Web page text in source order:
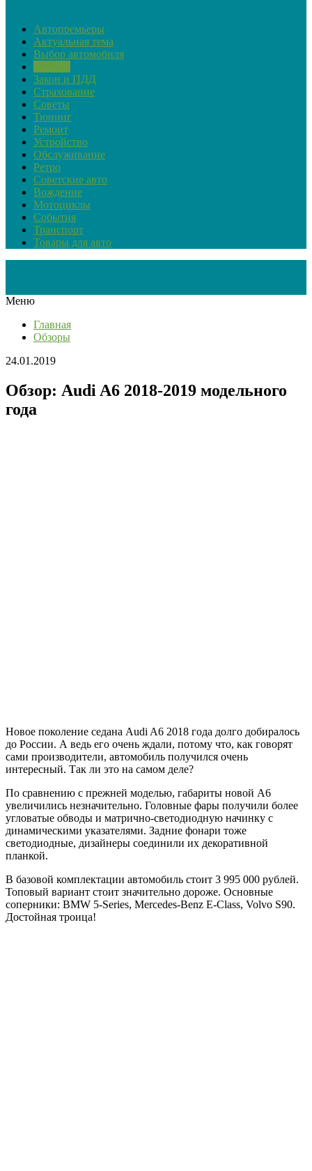
Автопремьеры
Актуальная тема
Выбор автомобиля
Закон и ПДД
Страхование
Советы
Тюнинг
Ремонт
Устройство
Обслуживание
Ретро
Советские авто
Вождение
Мотоциклы
События
Транспорт
Товары для авто
Меню
Главная
Обзоры
24.01.2019
Обзор: Audi A6 2018-2019 модельного
года
Новое поколение седана Audi A6 2018 года долго добиралось
до России. А ведь его очень ждали, потому что, как говорят
сами производители, автомобиль получился очень
интересный. Так ли это на самом деле?
По сравнению с прежней моделью, габариты новой A6
увеличились незначительно. Головные фары получили более
угловатые обводы и матрично-светодиодную начинку с
динамическими указателями. Задние фонари тоже
светодиодные, дизайнеры соединили их декоративной
планкой.
В базовой комплектации автомобиль стоит 3 995 000 рублей.
Топовый вариант стоит значительно дороже. Основные
соперники: BMW 5-Series, Mercedes-Benz E-Class, Volvo S90.
Достойная троица!